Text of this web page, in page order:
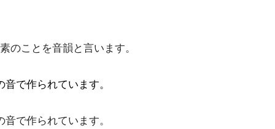
のことを音韻と言います。
で作られています。
で作られています。